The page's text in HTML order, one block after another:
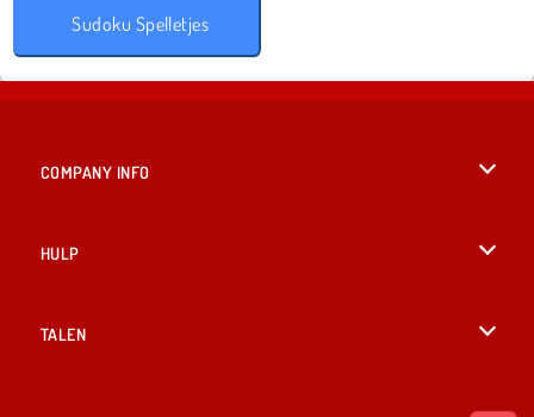
Sudoku Spelletjes
COMPANY INFO
HULP
TALEN